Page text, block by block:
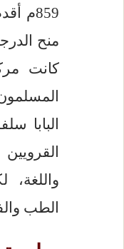
859م
منح
كانت
المسلمون
البابا
القرويين
واللغة،
الطب